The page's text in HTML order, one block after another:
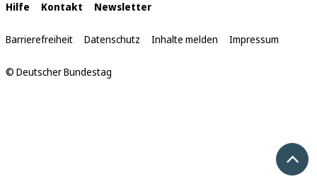
Interne
Links
Hilfe Kontakt Newsletter
Barrierefreiheit Datenschutz Inhalte melden Impressum
© Deutscher Bundestag